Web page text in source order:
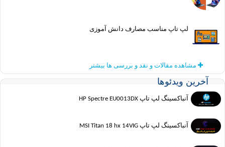
لپ تاپ مناسب مصارف دانش آموزی
مشاهده مقالات و نقد و بررسی ها بیشتر
ویدئوها
آنباکسینگ لپ تاپ HP Spectre EU0013DX
آنباکسینگ لپ تاپ MSI Titan 18 hx 14VIG